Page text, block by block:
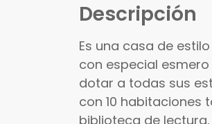
Descripción
Es una casa de
con especial
dotar a todas sus
con 10 habitaciones
biblioteca de